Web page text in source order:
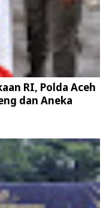
RI, Polda Aceh
dan Aneka